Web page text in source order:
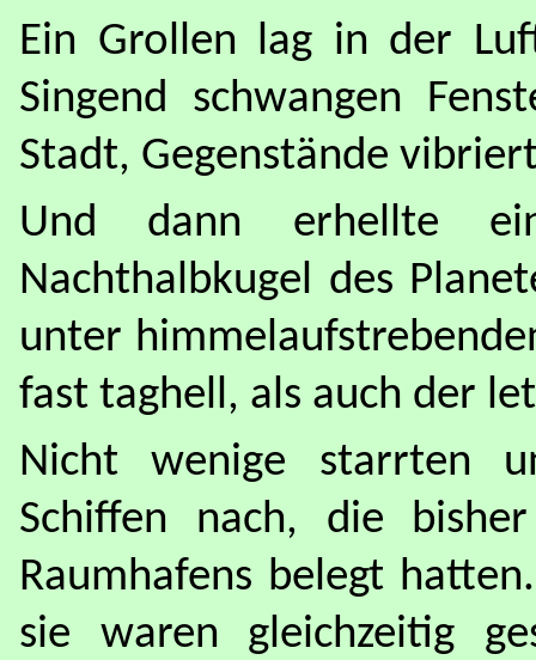
Ein Grollen lag in der
Singend schwangen
Stadt, Gegenstände
Und dann erhellte
Nachthalbkugel des
unter
fast taghell, als auch der
Nicht wenige starrten
Schiffen nach, die
Raumhafens belegt
sie waren gleichzeitig